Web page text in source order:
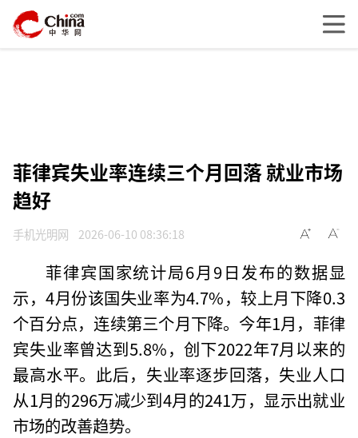
菲律宾失业率连续三个月回落 就业市场
趋好
手机光明网 2026-06-10 08:36:18
菲律宾国家统计局6月9日发布的数据显
示，4月份该国失业率为4.7%，较上月下降0.3
个百分点，连续第三个月下降。今年1月，菲律
宾失业率曾达到5.8%，创下2022年7月以来的
最高水平。此后，失业率逐步回落，失业人口
从1月的296万减少到4月的241万，显示出就业
市场的改善趋势。